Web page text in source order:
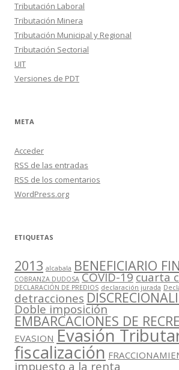
Tributación Laboral
Tributación Minera
Tributación Municipal y Regional
Tributación Sectorial
UIT
Versiones de PDT
META
Acceder
RSS de las entradas
RSS de los comentarios
WordPress.org
ETIQUETAS
2013 alcabala BENEFICIARIO
COBRANZA DUDOSA COVID-19cuarta
DECLARACIÓN DE PREDIOS declaración jurada
detracciones
Doble imposición
EMBARCACIONES DE
EVASION Evasión
fiscalización
impuesto a la renta